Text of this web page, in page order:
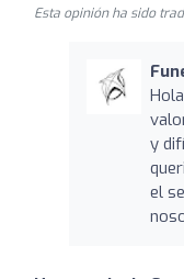
Esta opinión ha sido
y
el